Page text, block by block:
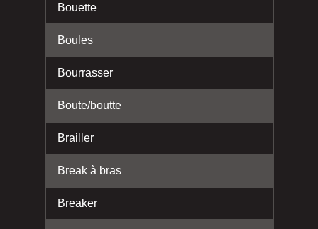
Bouette
Boules
Bourrasser
Boute/boutte
Brailler
Break à bras
Breaker